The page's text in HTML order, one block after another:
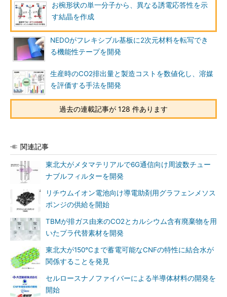
お椀形状の単一分子から、異なる誘電応答性を示
す結晶を作成
NEDOがフレキシブル基板に2次元材料を転写でき
る機能性テープを開発
生産時のCO2排出量と製造コストを数値化し、溶媒
を評価する手法を開発
過去の連載記事が 128 件あります
関連記事
東北大がメタマテリアルで6G通信向け周波数チュー
ナブルフィルターを開発
リチウムイオン電池向け導電助剤用グラフェンメソス
ポンジの供給を開始
TBMが排ガス由来のCO2とカルシウム含有廃棄物を用
いたプラ代替素材を開発
東北大が150℃まで蓄電可能なCNFの特性に結合水が
関係することを発見
セルロースナノファイバーによる半導体材料の開発を
開始